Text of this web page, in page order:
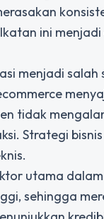
ini
menjadi
tidak
Strategi
utama
sehingga